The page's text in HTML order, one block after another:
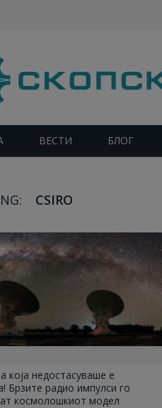
ВЕСТИ БЛОГ
CSIRO
која недостасуваше е
Брзите радио импулси го
космолошкиот модел